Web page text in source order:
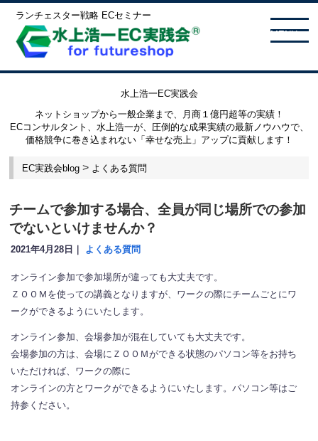
ランチェスター戦略 ECセミナー
MENU
水上浩一EC実践会
ネットショップから一般企業まで、月商１億円超等の実績！
ECコンサルタント、水上浩一が、圧倒的な成果実績の最新ノウハウで、
価格競争に巻き込まれない「幸せな売上」アップに貢献します！
EC実践会blog > よくある質問
チームで参加する場合、全員が同じ場所での参加
でないといけませんか？
2021年4月28日｜ よくある質問
オンライン参加で参加場所が違っても大丈夫です。
ＺＯＯＭを使っての講義となりますが、ワークの際にチームごとにワ
ークができるようにいたします。
オンライン参加、会場参加が混在していても大丈夫です。
会場参加の方は、会場にＺＯＯＭができる状態のパソコン等をお持ち
いただければ、ワークの際に
オンラインの方とワークができるようにいたします。パソコン等はご
持参ください。